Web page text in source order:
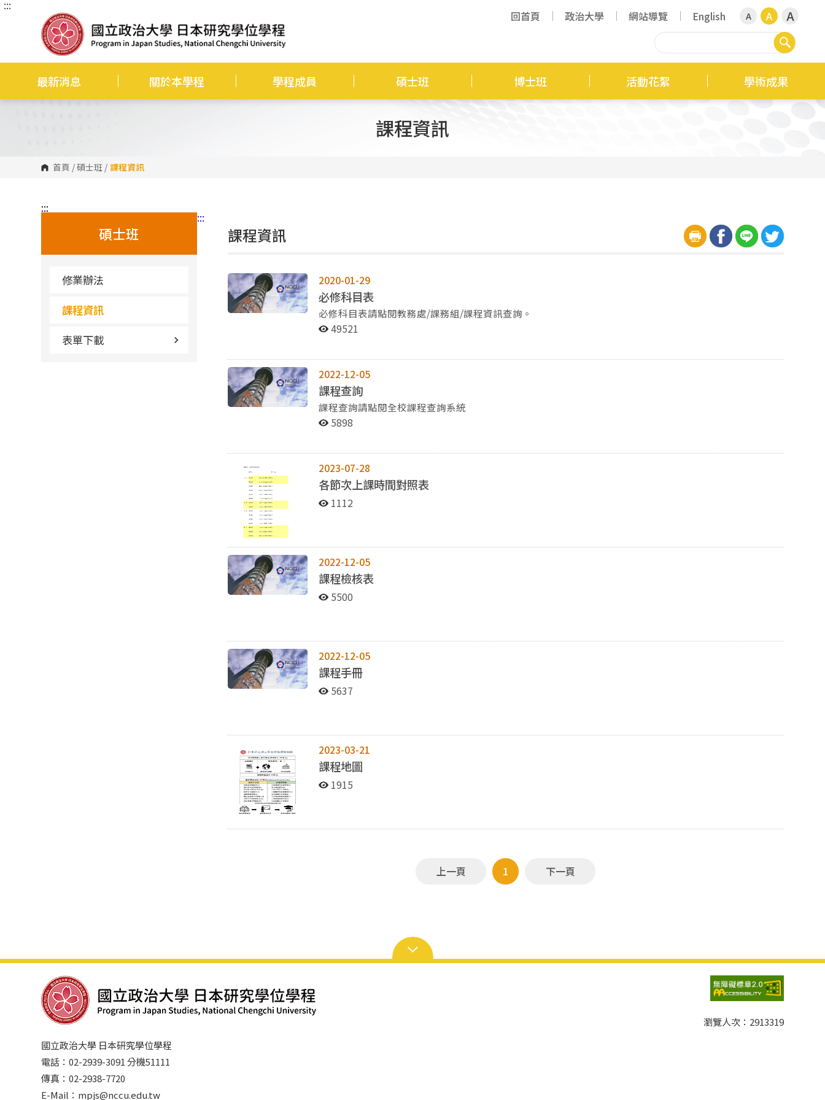
跳
區
:::
回首頁 政治大學 網站導覽 English A A A
最新消息 關於本學程 學程成員 碩士班 博士班 活動花絮 學術成果
課程資訊
首頁 /碩士班 / 課程資訊
:::
碩士班
修業辦法
課程資訊
表單下載
:::
課程資訊
2020-01-29
必修科目表
必修科目表請點閱教務處/課務組/課程資訊查詢。
49521
2022-12-05
課程查詢
課程查詢請點閱全校課程查詢系統
5898
2023-07-28
各節次上課時間對照表
1112
2022-12-05
課程檢核表
5500
2022-12-05
課程手冊
5637
2023-03-21
課程地圖
1915
上一頁 1 下一頁
國立政治大學 日本研究學位學程
電話：02-2939-3091 分機51111
傳真：02-2938-7720
E-Mail：mpjs@nccu.edu.tw
瀏覽人次： 2913319